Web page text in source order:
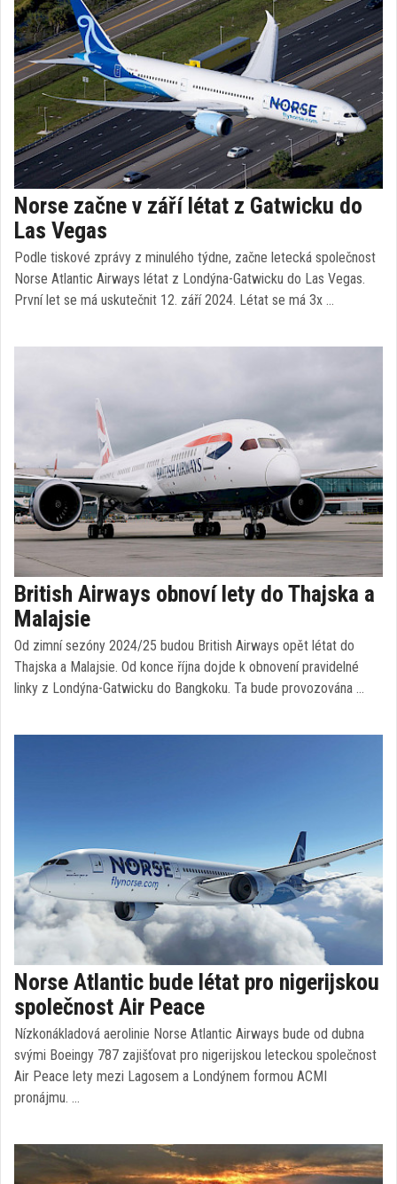
Norse začne v září létat z Gatwicku do
Las Vegas
Podle tiskové zprávy z minulého týdne, začne letecká společnost
Norse Atlantic Airways létat z Londýna-Gatwicku do Las Vegas.
První let se má uskutečnit 12. září 2024. Létat se má 3x …
British Airways obnoví lety do Thajska a
Malajsie
Od zimní sezóny 2024/25 budou British Airways opět létat do
Thajska a Malajsie. Od konce října dojde k obnovení pravidelné
linky z Londýna-Gatwicku do Bangkoku. Ta bude provozována …
Norse Atlantic bude létat pro nigerijskou
společnost Air Peace
Nízkonákladová aerolinie Norse Atlantic Airways bude od dubna
svými Boeingy 787 zajišťovat pro nigerijskou leteckou společnost
Air Peace lety mezi Lagosem a Londýnem formou ACMI
pronájmu. …